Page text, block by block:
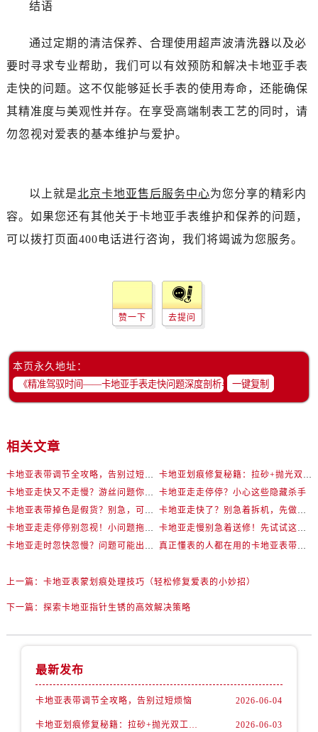
结语
通过定期的清洁保养、合理使用超声波清洗器以及必
要时寻求专业帮助，我们可以有效预防和解决卡地亚手表
走快的问题。这不仅能够延长手表的使用寿命，还能确保
其精准度与美观性并存。在享受高端制表工艺的同时，请
勿忽视对爱表的基本维护与爱护。
以上就是北京卡地亚售后服务中心为您分享的精彩内
容。如果您还有其他关于卡地亚手表维护和保养的问题，
可以拨打页面400电话进行咨询，我们将竭诚为您服务。
赞一下 去提问
本页永久地址：
一键复制
相关文章
卡地亚走走停停？小心这些隐藏杀手
上一篇： 卡地亚表蒙划痕处理技巧（轻松修复爱表的小妙招）
下一篇： 探索卡地亚指针生锈的高效解决策略
最新发布
卡地亚表带调节全攻略，告别过短烦恼 2026-06-04
2026-06-03